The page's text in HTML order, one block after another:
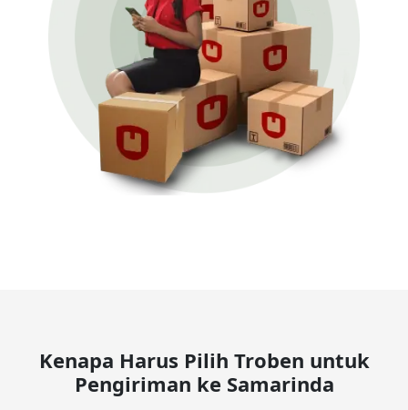
Kenapa Harus Pilih Troben untuk
Pengiriman ke Samarinda